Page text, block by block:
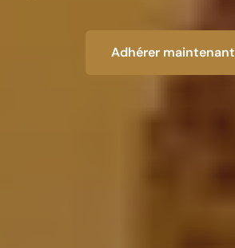
Adhérer maintenant